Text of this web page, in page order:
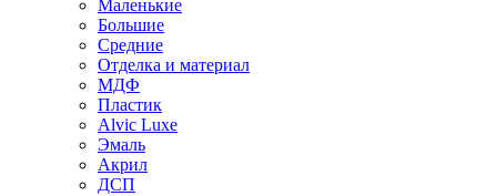
Маленькие
Большие
Средние
Отделка и материал
МДФ
Пластик
Alvic Luxe
Эмаль
Акрил
ДСП